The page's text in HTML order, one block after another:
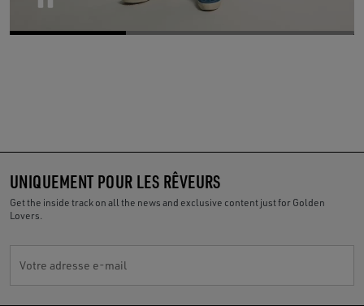
UNIQUEMENT POUR LES RÊVEURS
Get the inside track on all the news and exclusive content just for Golden
Lovers.
Votre adresse e-mail